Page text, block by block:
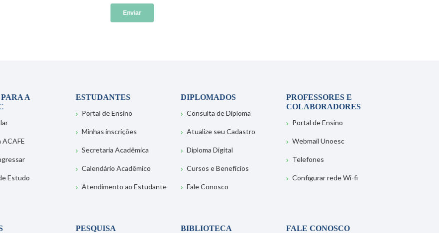
A
ACAFE
Estudo
ESTUDANTES
Portal de Ensino
Minhas inscrições
Secretaria Acadêmica
Calendário Acadêmico
Atendimento ao Estudante
DIPLOMADOS
Consulta de Diploma
Atualize seu Cadastro
Diploma Digital
Cursos e Benefícios
Fale Conosco
PROFESSORES E
COLABORADORES
Portal de Ensino
Webmail Unoesc
Telefones
Configurar rede Wi-fi
PESQUISA
BIBLIOTECA
FALE CONOSCO